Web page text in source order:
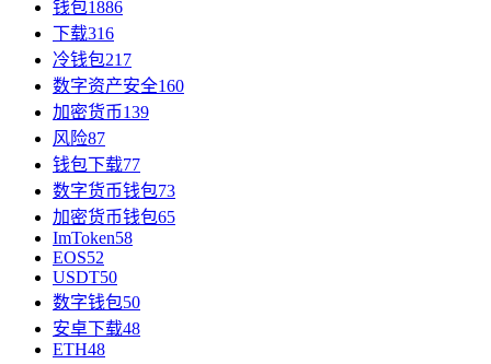
钱包1886
下载316
冷钱包217
数字资产安全160
加密货币139
风险87
钱包下载77
数字货币钱包73
加密货币钱包65
ImToken58
EOS52
USDT50
数字钱包50
安卓下载48
ETH48